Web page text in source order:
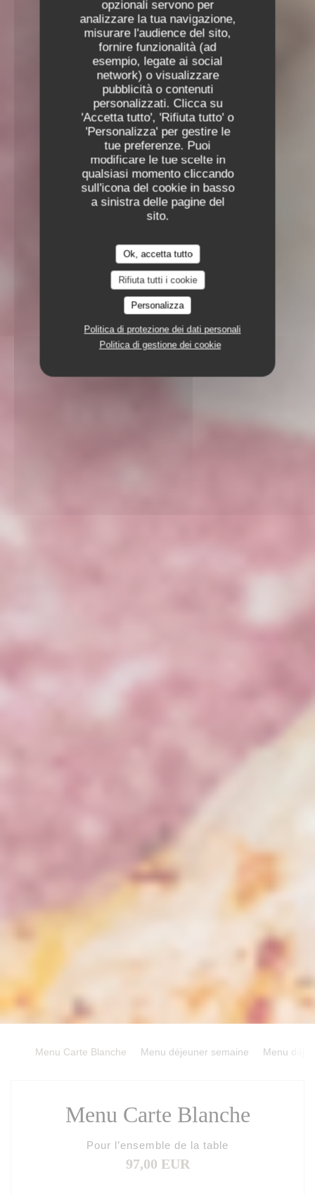
opzionali servono per
analizzare la tua navigazione,
misurare l'audience del sito,
fornire funzionalità (ad
esempio, legate ai social
network) o visualizzare
pubblicità o contenuti
personalizzati. Clicca su
'Accetta tutto', 'Rifiuta tutto' o
'Personalizza' per gestire le
tue preferenze. Puoi
modificare le tue scelte in
qualsiasi momento cliccando
sull'icona del cookie in basso
a sinistra delle pagine del
sito.
Ok, accetta tutto
Rifiuta tutti i cookie
Personalizza
Politica di protezione dei dati personali
Politica di gestione dei cookie
Menu Carte Blanche Menu déjeuner semaine Menu
Menu Carte Blanche
Pour l’ensemble de la table
97,00 EUR